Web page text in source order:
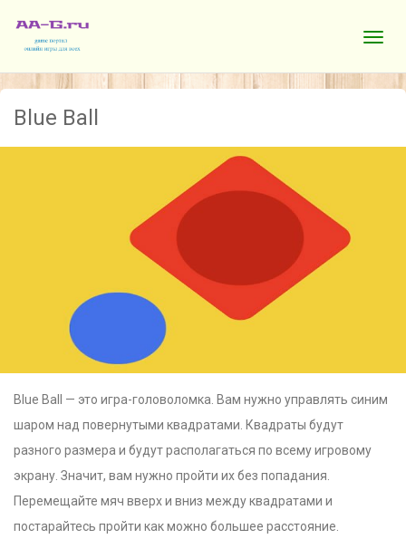
Blue Ball
Blue Ball — это игра-головоломка. Вам нужно управлять синим
шаром над повернутыми квадратами. Квадраты будут
разного размера и будут располагаться по всему игровому
экрану. Значит, вам нужно пройти их без попадания.
Перемещайте мяч вверх и вниз между квадратами и
постарайтесь пройти как можно большее расстояние.